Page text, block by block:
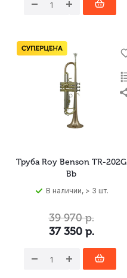
Труба Roy Benson TR-202G
Bb
В наличии, > 3 шт.
37 350р.
39 970р.